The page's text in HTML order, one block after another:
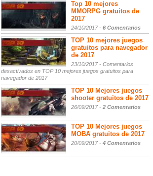
Top 10 mejores
MMORPG gratuitos de
2017
24/10/2017 - 6 Comentarios
TOP 10 mejores juegos
gratuitos para navegador
de 2017
23/10/2017 - Comentarios
desactivados en TOP 10 mejores juegos gratuitos para
navegador de 2017
TOP 10 Mejores juegos
shooter gratuitos de 2017
26/09/2017 - 2 Comentarios
TOP 10 Mejores juegos
MOBA gratuitos de 2017
20/09/2017 - 4 Comentarios